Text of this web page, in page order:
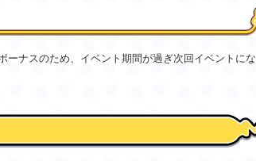
ーナスのため、イベント期間が過ぎ次回イベントにな